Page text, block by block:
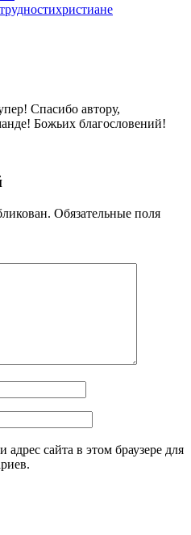
трудностихристиане
Спасибо автору,
Божьих благословений!
Обязательные поля
сайта в этом браузере для